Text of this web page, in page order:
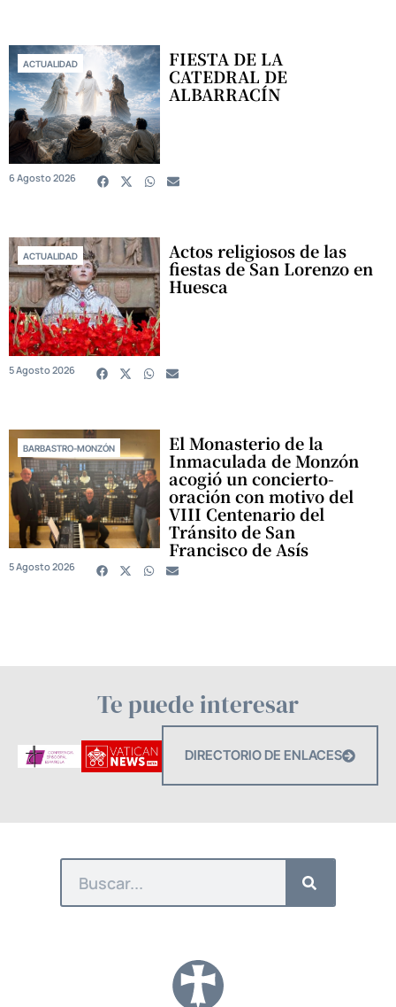
ACTUALIDAD FIESTA DE LA
CATEDRAL DE
ALBARRACÍN
6 Agosto 2026
ACTUALIDAD Actos religiosos de las
fiestas de San Lorenzo en
Huesca
5 Agosto 2026
BARBASTRO-MONZÓN El Monasterio de la
Inmaculada de Monzón
acogió un concierto-
oración con motivo del
VIII Centenario del
Tránsito de San
Francisco de Asís
5 Agosto 2026
Te puede interesar
DIRECTORIO DE ENLACES